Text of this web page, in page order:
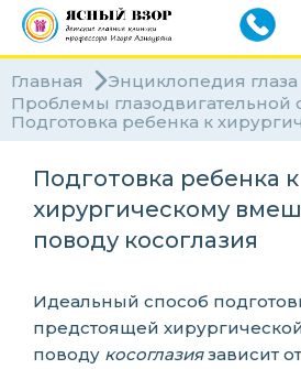
Главная
Энциклопедия глаза
Проблемы глазодвигательной
Подготовка ребенка к
Подготовка ребенка к
хирургическому
поводу косоглазия
Идеальный способ
предстоящей
поводу косоглазиязависит